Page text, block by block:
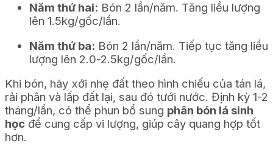
Năm thứ hai: Bón 2 lần/năm. Tăng liều lượng
lên 1.5kg/gốc/lần.
Năm thứ ba: Bón 2 lần/năm. Tiếp tục tăng liều
lượng lên 2.0-2.5kg/gốc/lần.
Khi bón, hãy xới nhẹ đất theo hình chiếu của tán lá,
rải phân và lấp đất lại, sau đó tưới nước. Định kỳ 1-2
tháng/lần, có thể phun bổ sung phân bón lá sinh
học để cung cấp vi lượng, giúp cây quang hợp tốt
hơn.